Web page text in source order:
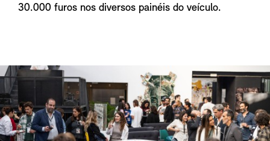
30.000 furos nos diversos painéis do veículo.